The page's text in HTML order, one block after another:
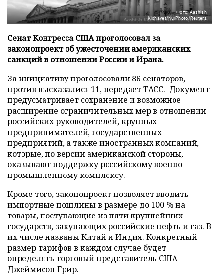
Фото: Aashish
Kiphayet/NurPhoto/Reuters
Сенат Конгресса США проголосовал за
законопроект об ужесточении американских
санкций в отношении России и Ирана.
За инициативу проголосовали 86 сенаторов,
против высказались 11, передаетТАСС. Документ
предусматривает сохранение и возможное
расширение ограничительных мер в отношении
российских руководителей, крупных
предпринимателей, государственных
предприятий, а также иностранных компаний,
которые, по версии американской стороны,
оказывают поддержку российскому военно-
промышленному комплексу.
Кроме того, законопроект позволяет вводить
импортные пошлины в размере до 100 % на
товары, поступающие из пяти крупнейших
государств, закупающих российские нефть и газ. В
их числе названы Китай и Индия. Конкретный
размер тарифов в каждом случае будет
определять торговый представитель США
Джеймисон Грир.